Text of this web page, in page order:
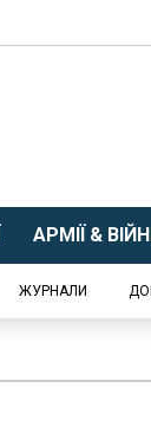
АРМІЇ &
ЖУРНАЛИ